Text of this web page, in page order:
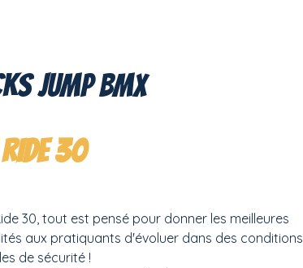
jump bmx
30
30, tout est pensé pour donner les meilleures
aux pratiquants d'évoluer dans des conditions
de sécurité !